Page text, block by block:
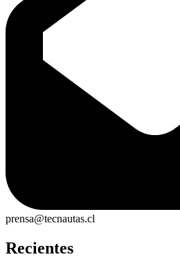
prensa@tecnautas.cl
Recientes